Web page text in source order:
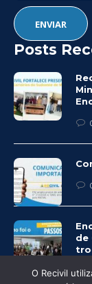
Posts
de
O Recivil